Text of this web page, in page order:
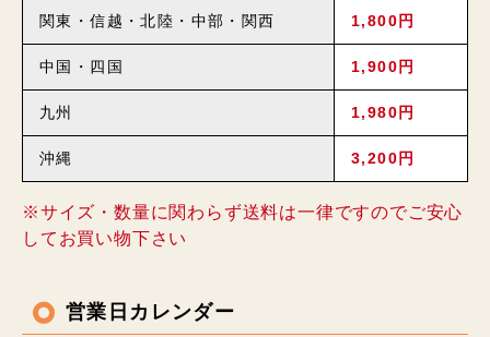
関東・信越・北陸・中部・関西 1,800円
中国・四国 1,900円
九州 1,980円
沖縄 3,200円
※サイズ・数量に関わらず送料は一律ですのでご安心
してお買い物下さい
営業日カレンダー